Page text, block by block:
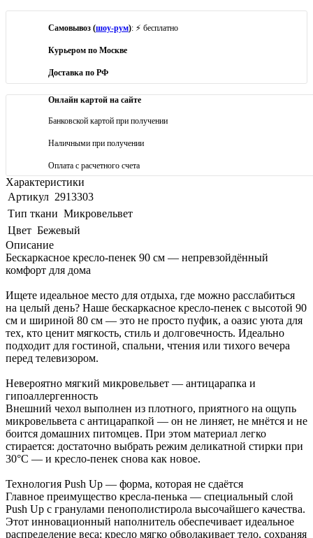
Самовывоз (шоу-рум): ⚡ бесплатно
Курьером по Москве
Доставка по РФ
Онлайн картой на сайте
Банковской картой при получении
Наличными при получении
Оплата с расчетного счета
Характеристики
Артикул 2913303
Тип ткани Микровельвет
Цвет Бежевый
Описание
Бескаркасное кресло-пенек 90 см — непревзойдённый
комфорт для дома
Ищете идеальное место для отдыха, где можно расслабиться
на целый день? Наше бескаркасное кресло-пенек с высотой 90
см и шириной 80 см — это не просто пуфик, а оазис уюта для
тех, кто ценит мягкость, стиль и долговечность. Идеально
подходит для гостиной, спальни, чтения или тихого вечера
перед телевизором.
Невероятно мягкий микровельвет — антицарапка и
гипоаллергенность
Внешний чехол выполнен из плотного, приятного на ощупь
микровельвета с антицарапкой — он не линяет, не мнётся и не
боится домашних питомцев. При этом материал легко
стирается: достаточно выбрать режим деликатной стирки при
30°C — и кресло-пенек снова как новое.
Технология Push Up — форма, которая не сдаётся
Главное преимущество кресла-пенька — специальный слой
Push Up с гранулами пенополистирола высочайшего качества.
Этот инновационный наполнитель обеспечивает идеальное
распределение веса: кресло мягко обволакивает тело, сохраняя